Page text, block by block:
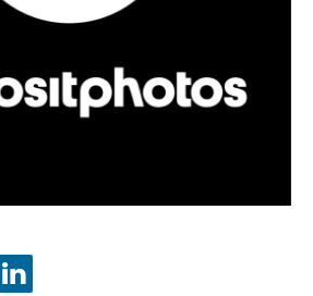
LinkedIn